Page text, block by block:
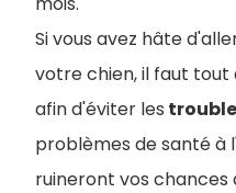
Si vous avez hâte
votre chien, il faut
afin d'éviter les
problèmes de santé à
ruineront vos